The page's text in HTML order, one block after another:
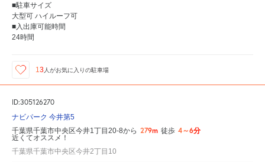
■駐車サイズ
大型可 ハイルーフ可
■入出庫可能時間
24時間
13人がお気に入りの駐車場
ID:305126270
ナビパーク 今井第5
千葉県千葉市中央区今井1丁目20-8から 279m 徒歩 4～6分
近くてオススメ！
千葉県千葉市中央区今井2丁目10